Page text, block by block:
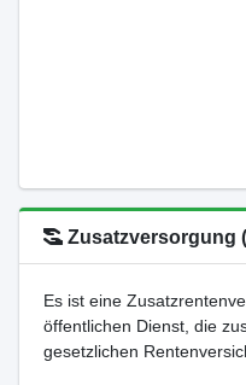
Zusatzversorgung
Es ist eine
öffentlichen Dienst, die
gesetzlichen